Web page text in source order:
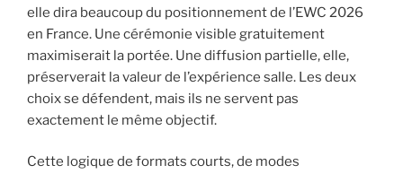
elle dira beaucoup du positionnement de l’EWC 2026
en France. Une cérémonie visible gratuitement
maximiserait la portée. Une diffusion partielle, elle,
préserverait la valeur de l’expérience salle. Les deux
choix se défendent, mais ils ne servent pas
exactement le même objectif.
Cette logique de formats courts, de modes